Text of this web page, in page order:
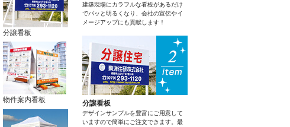
分譲看板
物件案内看板
建築現場にカラフルな看板があるだけ
でパッと明るくなり、会社の宣伝やイ
メージアップにも貢献します！
分譲看板
デザインサンプルを豊富にご用意して
いますので簡単にご注文できます。最